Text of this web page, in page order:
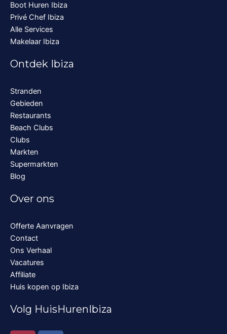
Boot Huren Ibiza
Privé Chef Ibiza
Alle Services
Makelaar Ibiza
Ontdek Ibiza
Stranden
Gebieden
Restaurants
Beach Clubs
Clubs
Markten
Supermarkten
Blog
Over ons
Offerte Aanvragen
Contact
Ons Verhaal
Vacatures
Affiliate
Huis kopen op Ibiza
Volg HuisHurenIbiza